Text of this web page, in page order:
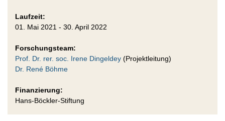
Laufzeit:
01. Mai 2021 - 30. April 2022
Forschungsteam:
Prof. Dr. rer. soc. Irene Dingeldey (Projektleitung)
Dr. René Böhme
Finanzierung:
Hans-Böckler-Stiftung